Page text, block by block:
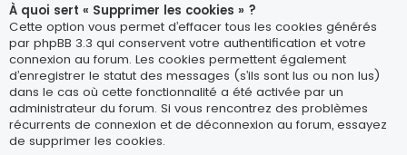
À quoi sert « Supprimer les cookies » ?
Cette option vous permet d’effacer tous les cookies générés
par phpBB 3.3 qui conservent votre authentification et votre
connexion au forum. Les cookies permettent également
d’enregistrer le statut des messages (s’ils sont lus ou non lus)
dans le cas où cette fonctionnalité a été activée par un
administrateur du forum. Si vous rencontrez des problèmes
récurrents de connexion et de déconnexion au forum, essayez
de supprimer les cookies.